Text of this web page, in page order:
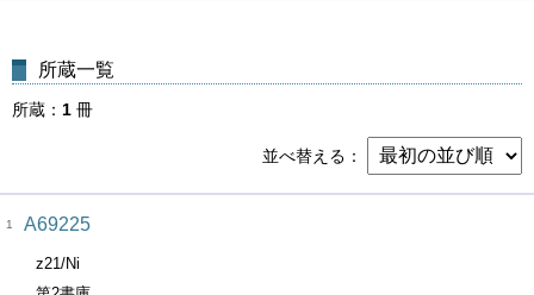
所蔵一覧
所蔵 1 冊
並べ替える
1 A69225
z21/Ni